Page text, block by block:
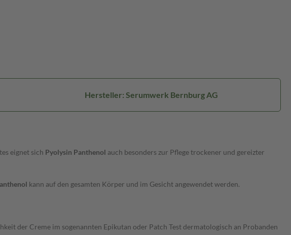
Hersteller: Serumwerk Bernburg AG
eignet sich Pyolysin Panthenol auch besonders zur Pflege trockener und gereizter
kann auf den gesamten Körper und im Gesicht angewendet werden.
der Creme im sogenannten Epikutan oder Patch Test dermatologisch an Probanden